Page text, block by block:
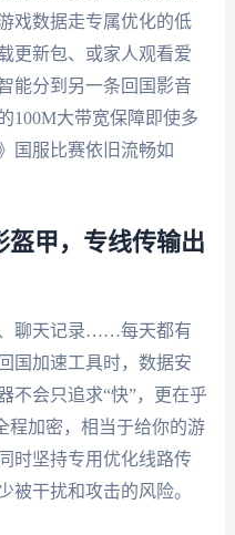
戏数据走专属优化的低
更新包、或家人观看爱
能分到另一条回国影音
100M大带宽保障即使多
国服比赛依旧流畅如
盔甲，专线传输出
聊天记录……每天都有
国加速工具时，数据安
不会只追求“快”，更在乎
程加密，相当于给你的游
时坚持专用优化线路传
被干扰和攻击的风险。